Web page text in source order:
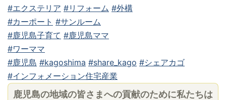
#エクステリア #リフォーム #外構
#カーポート #サンルーム
#鹿児島子育て #鹿児島ママ
#ワーママ
#鹿児島 #kagoshima #share_kago #シェアカゴ
#インフォメーション住宅産業
鹿児島の地域の皆さまへの貢献のために私たちは